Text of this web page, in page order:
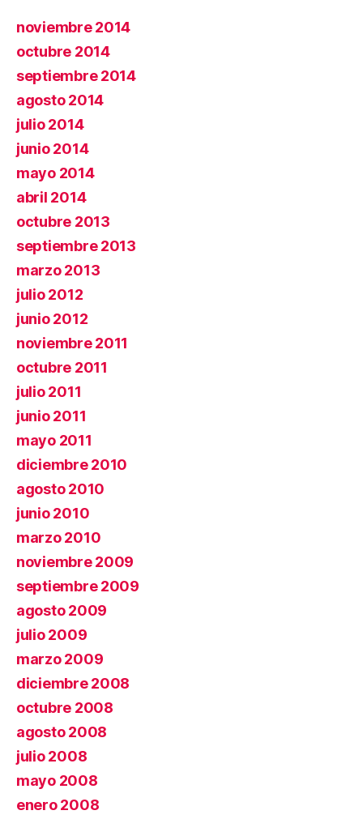
noviembre 2014
octubre 2014
septiembre 2014
agosto 2014
julio 2014
junio 2014
mayo 2014
abril 2014
octubre 2013
septiembre 2013
marzo 2013
julio 2012
junio 2012
noviembre 2011
octubre 2011
julio 2011
junio 2011
mayo 2011
diciembre 2010
agosto 2010
junio 2010
marzo 2010
noviembre 2009
septiembre 2009
agosto 2009
julio 2009
marzo 2009
diciembre 2008
octubre 2008
agosto 2008
julio 2008
mayo 2008
enero 2008